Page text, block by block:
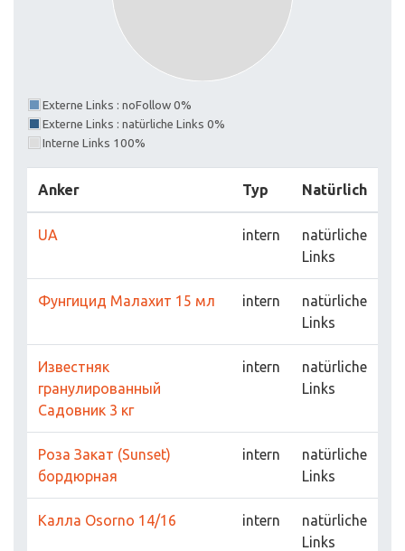
Externe Links : noFollow 0%
Externe Links : natürliche Links 0%
Interne Links 100%
Anker Typ Natürlich
UA intern
natürliche
Links
Фунгицид Малахит 15 мл intern
natürliche
Links
Известняк
гранулированный
Садовник 3 кг
intern
natürliche
Links
Роза Закат (Sunset)
бордюрная
intern
natürliche
Links
Калла Osorno 14/16 intern
natürliche
Links